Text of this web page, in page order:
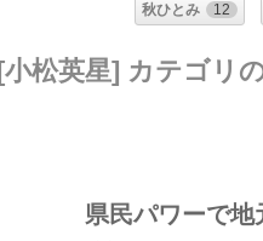
秋ひとみ 12
[小松英星] カテゴリ
県民パワーで地